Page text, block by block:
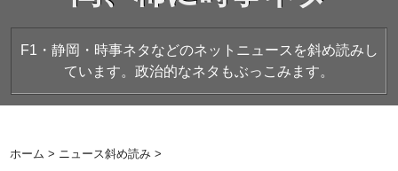
F1・静岡・時事ネタなどのネットニュースを斜め読みし
ています。政治的なネタもぶっこみます。
ホーム > ニュース斜め読み >